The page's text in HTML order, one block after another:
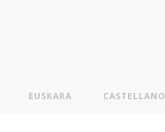
EUSKARA CASTELLANO